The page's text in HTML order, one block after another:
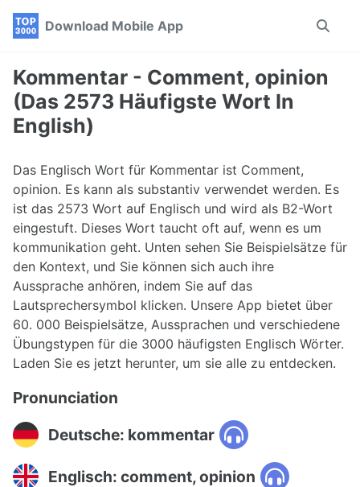
Skip
navigation
Skip
Skip
Download Mobile App
Toggle
Kommentar - Comment, opinion
(Das 2573 Häufigste Wort In
English)
Das Englisch Wort für Kommentar ist Comment,
opinion. Es kann als substantiv verwendet werden. Es
ist das 2573 Wort auf Englisch und wird als B2-Wort
eingestuft. Dieses Wort taucht oft auf, wenn es um
kommunikation geht. Unten sehen Sie Beispielsätze für
den Kontext, und Sie können sich auch ihre
Aussprache anhören, indem Sie auf das
Lautsprechersymbol klicken. Unsere App bietet über
60. 000 Beispielsätze, Aussprachen und verschiedene
Übungstypen für die 3000 häufigsten Englisch Wörter.
Laden Sie es jetzt herunter, um sie alle zu entdecken.
Pronunciation
Deutsche: kommentar
Englisch: comment, opinion